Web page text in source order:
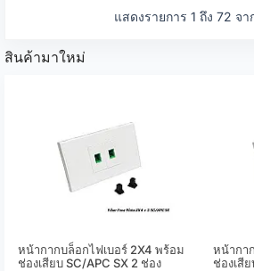
แสดงรายการ 1 ถึง 72 จ
สินค้ามาใหม่
หน้ากากบล็อกไฟเบอร์ 2X4 พร้อม
ช่องเสียบ SC/APC SX 2 ช่อง
หน้ากา
ช่องเสี